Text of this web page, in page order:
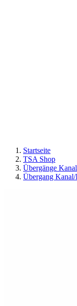
Startseite
TSA Shop
Übergänge
Übergang